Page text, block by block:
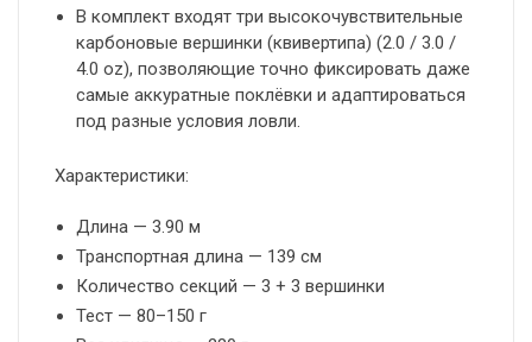
В комплект входят три высокочувствительные
карбоновые вершинки (квивертипа) (2.0 / 3.0 /
4.0 oz), позволяющие точно фиксировать даже
самые аккуратные поклёвки и адаптироваться
под разные условия ловли.
Характеристики:
Длина — 3.90 м
Транспортная длина — 139 см
Количество секций — 3 + 3 вершинки
Тест — 80–150 г